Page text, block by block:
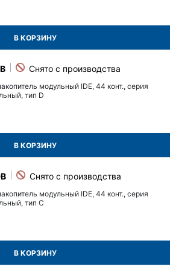
В КОРЗИНУ
модульный IDE, 44 конт., серия
тип D
В КОРЗИНУ
модульный IDE, 44 конт., серия
тип C
В КОРЗИНУ